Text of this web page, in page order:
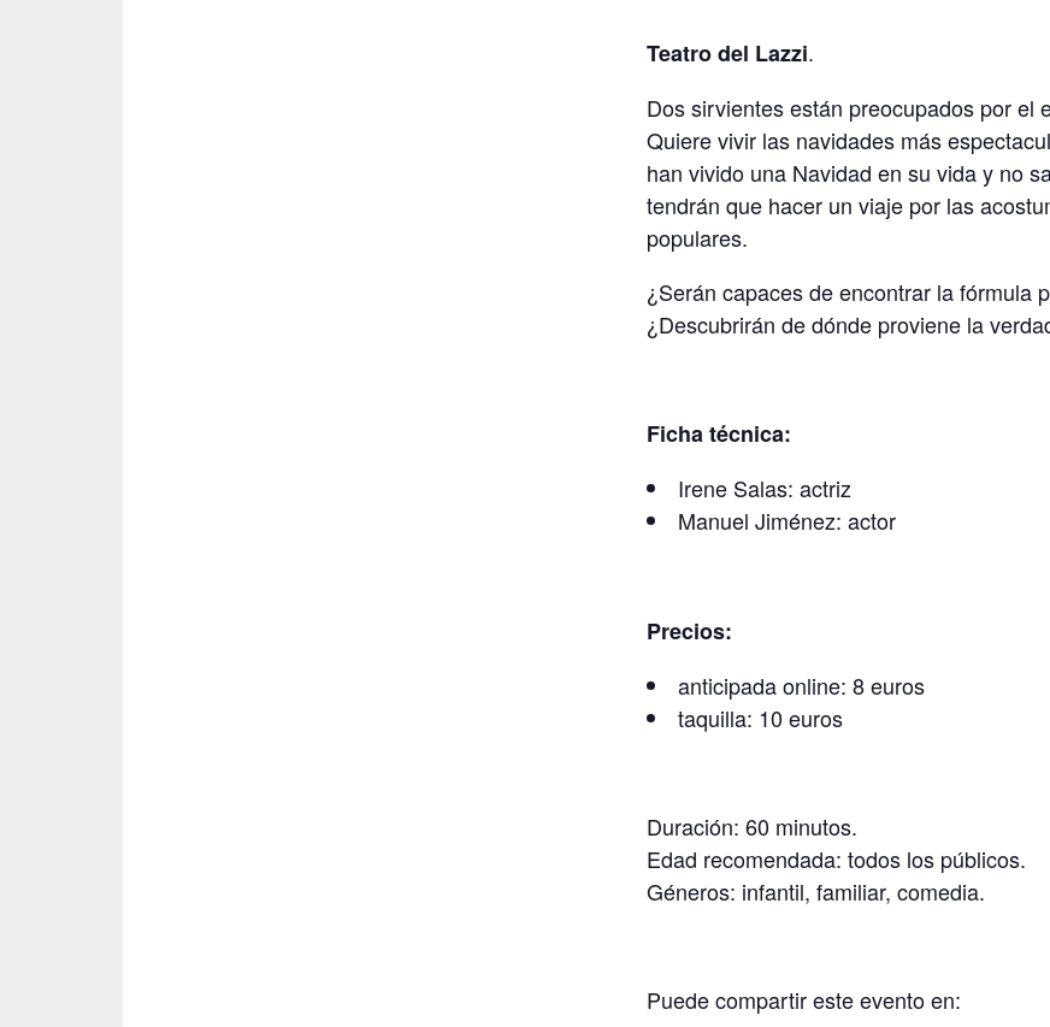
Teatro del Lazzi.
Dos sirvientes están preocupados por el
Quiere vivir las navidades más
han vivido una Navidad en su vida y no
tendrán que hacer un viaje por las
populares.
¿Serán capaces de encontrar la fórmula
¿Descubrirán de dónde proviene la
Ficha técnica:
Irene Salas: actriz
Manuel Jiménez: actor
Precios:
anticipada online: 8 euros
taquilla: 10 euros
Duración: 60 minutos.
Edad recomendada: todos los públicos.
Géneros: infantil, familiar, comedia.
Puede compartir este evento en: